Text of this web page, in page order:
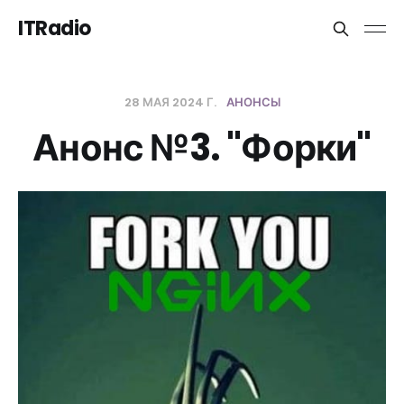
ITRadio
28 МАЯ 2024 Г. АНОНСЫ
Анонс №3. "Форки"